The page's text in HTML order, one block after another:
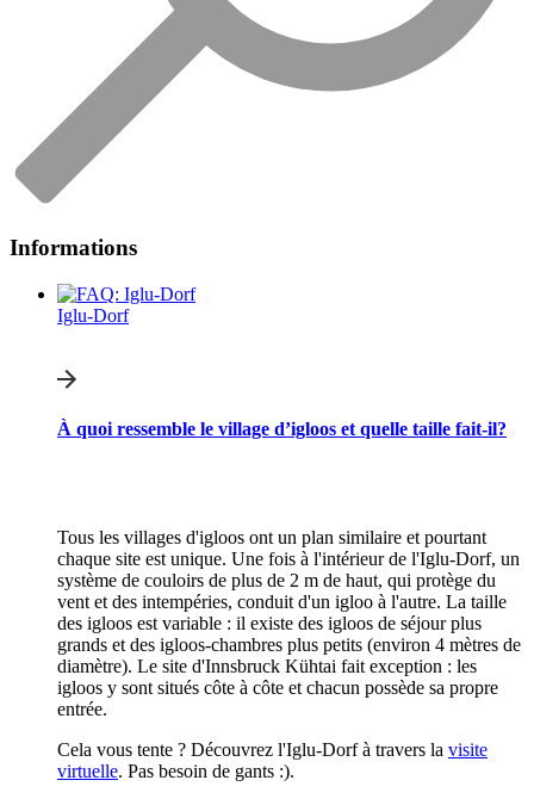
Informations
Iglu-Dorf
À quoi ressemble le village d’igloos et quelle taille fait-il?
Tous les villages d'igloos ont un plan similaire et pourtant
chaque site est unique. Une fois à l'intérieur de l'Iglu-Dorf, un
système de couloirs de plus de 2 m de haut, qui protège du
vent et des intempéries, conduit d'un igloo à l'autre. La taille
des igloos est variable : il existe des igloos de séjour plus
grands et des igloos-chambres plus petits (environ 4 mètres de
diamètre). Le site d'Innsbruck Kühtai fait exception : les
igloos y sont situés côte à côte et chacun possède sa propre
entrée.
Cela vous tente ? Découvrez l'Iglu-Dorf à travers la visite
virtuelle. Pas besoin de gants :).